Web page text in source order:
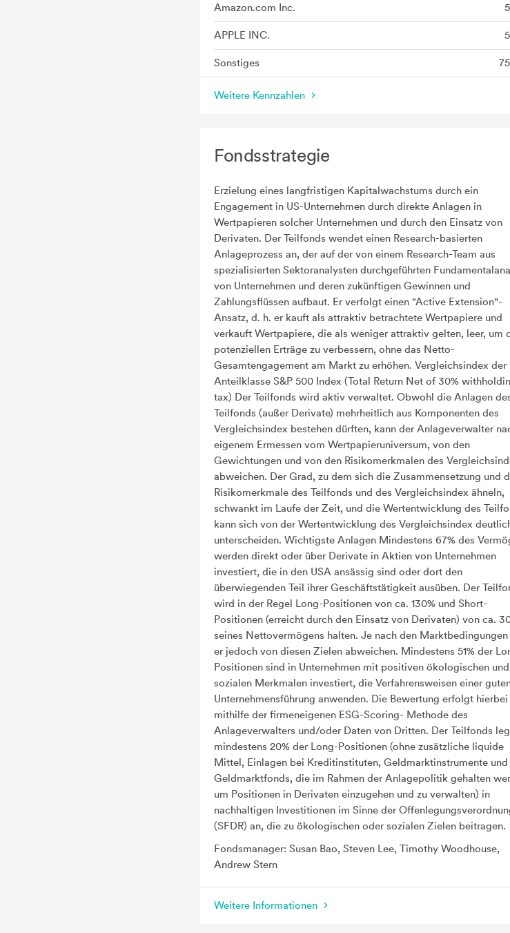
Amazon.com Inc.
APPLE INC.
Sonstiges
Weitere Kennzahlen
Fondsstrategie
Erzielung eines langfristigen Kapitalwachstums durch ein
Engagement in US-Unternehmen durch direkte Anlagen in
Wertpapieren solcher Unternehmen und durch den Einsatz von
Derivaten. Der Teilfonds wendet einen Research-basierten
Anlageprozess an, der auf der von einem Research-Team aus
spezialisierten Sektoranalysten durchgeführten
von Unternehmen und deren zukünftigen Gewinnen und
Zahlungsflüssen aufbaut. Er verfolgt einen "Active Extension"-
Ansatz, d. h. er kauft als attraktiv betrachtete Wertpapiere und
verkauft Wertpapiere, die als weniger attraktiv gelten, leer, um
potenziellen Erträge zu verbessern, ohne das Netto-
Gesamtengagement am Markt zu erhöhen. Vergleichsindex der
Anteilklasse S&P 500 Index (Total Return Net of 30%
tax) Der Teilfonds wird aktiv verwaltet. Obwohl die Anlagen
Teilfonds (außer Derivate) mehrheitlich aus Komponenten des
Vergleichsindex bestehen dürften, kann der Anlageverwalter
eigenem Ermessen vom Wertpapieruniversum, von den
Gewichtungen und von den Risikomerkmalen des
abweichen. Der Grad, zu dem sich die Zusammensetzung und
Risikomerkmale des Teilfonds und des Vergleichsindex ähneln,
schwankt im Laufe der Zeit, und die Wertentwicklung des
kann sich von der Wertentwicklung des Vergleichsindex
unterscheiden. Wichtigste Anlagen Mindestens 67% des
werden direkt oder über Derivate in Aktien von Unternehmen
investiert, die in den USA ansässig sind oder dort den
überwiegenden Teil ihrer Geschäftstätigkeit ausüben. Der
wird in der Regel Long-Positionen von ca. 130% und Short-
Positionen (erreicht durch den Einsatz von Derivaten) von ca.
seines Nettovermögens halten. Je nach den Marktbedingungen
er jedoch von diesen Zielen abweichen. Mindestens 51% der
Positionen sind in Unternehmen mit positiven ökologischen
sozialen Merkmalen investiert, die Verfahrensweisen einer
Unternehmensführung anwenden. Die Bewertung erfolgt hierbei
mithilfe der firmeneigenen ESG-Scoring- Methode des
Anlageverwalters und/oder Daten von Dritten. Der Teilfonds
mindestens 20% der Long-Positionen (ohne zusätzliche liquide
Mittel, Einlagen bei Kreditinstituten, Geldmarktinstrumente und
Geldmarktfonds, die im Rahmen der Anlagepolitik gehalten
um Positionen in Derivaten einzugehen und zu verwalten) in
nachhaltigen Investitionen im Sinne der
(SFDR) an, die zu ökologischen oder sozialen Zielen beitragen.
Fondsmanager: Susan Bao, Steven Lee, Timothy Woodhouse,
Andrew Stern
Weitere Informationen